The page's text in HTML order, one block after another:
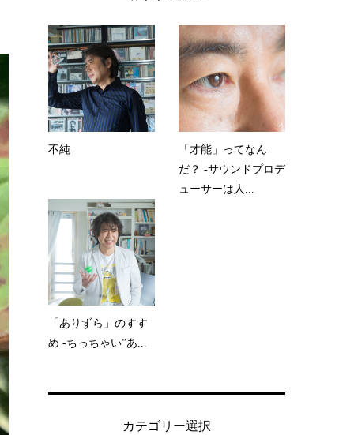
不純
「才能」ってなん
だ？ -サウンドプロデ
ューサーは人...
「ありずら」のすす
め -ちっちゃい”あ...
カテゴリー選択